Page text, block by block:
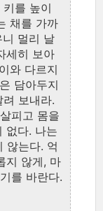
를 높이
채를 가까
멀리 날
세히 보아
와 다르지
담아두지
보내라.
피고 몸을
없다. 나는
않는다. 억
지 않게, 마
를 바란다.